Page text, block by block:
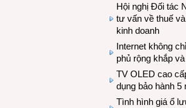
Hội nghị Đối tác
tư vấn về thuế
kinh doanh
Internet không
phủ rộng khắp
TV OLED cao
dụng bảo hành
Tình hình giá ổ